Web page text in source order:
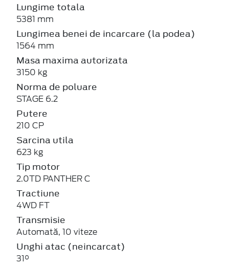
Lungime totala
5381 mm
Lungimea benei de incarcare (la podea)
1564 mm
Masa maxima autorizata
3150 kg
Norma de poluare
STAGE 6.2
Putere
210 CP
Sarcina utila
623 kg
Tip motor
2.0TD PANTHER C
Tractiune
4WD FT
Transmisie
Automată, 10 viteze
Unghi atac (neincarcat)
31°